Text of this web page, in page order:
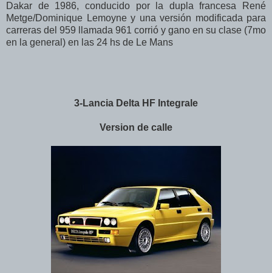
Dakar de 1986, conducido por la dupla francesa René
Metge/Dominique Lemoyne y una versión modificada para
carreras del 959 llamada 961 corrió y gano en su clase (7mo
en la general) en las 24 hs de Le Mans
3-Lancia Delta HF Integrale
Version de calle